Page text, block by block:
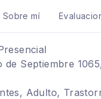
Sobre mí
de Septiembre
Adulto,